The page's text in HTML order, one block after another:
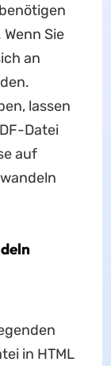
Sie
an
lassen
Datei
auf
in HTML